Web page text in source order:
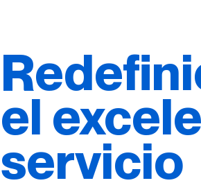
el
servicio